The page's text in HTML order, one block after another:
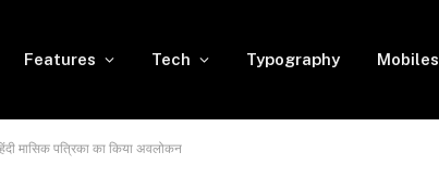
Features Tech Typography Mobiles
मासिक पत्रिका का किया अवलोकन